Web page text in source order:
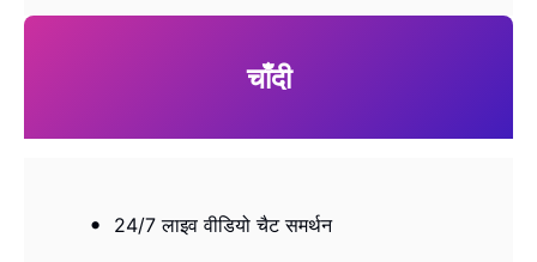
चाँदी
24/7 लाइव वीडियो चैट समर्थन